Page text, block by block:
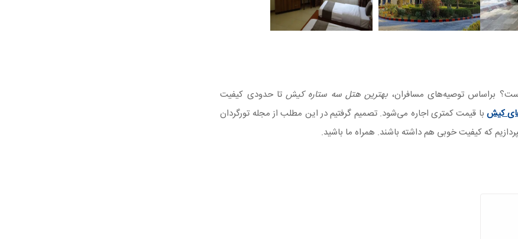
براساس توصیه‌های مسافران، بهترین هتل‌ سه ستاره کیشتا حدودی کیفیت
کیشبا قیمت کمتری اجاره می‌شود. تصمیم گرفتیم در این مطلب از مجله تورگردان
که کیفیت خوبی هم داشته باشند. همراه ما باشید.